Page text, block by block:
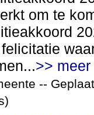
om te
>> meer
--